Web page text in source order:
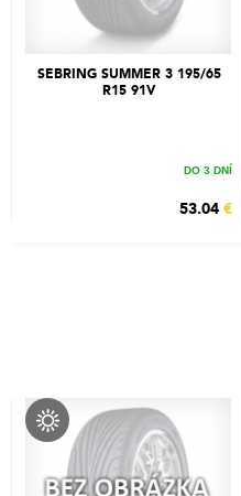
SEBRING SUMMER 3 195/65
R15 91V
DO 3 DNÍ
53.04 €